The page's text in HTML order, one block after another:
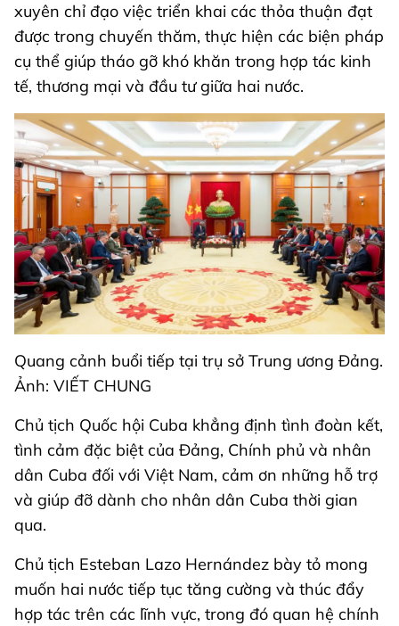
xuyên chỉ đạo việc triển khai các thỏa thuận đạt
được trong chuyến thăm, thực hiện các biện pháp
cụ thể giúp tháo gỡ khó khăn trong hợp tác kinh
tế, thương mại và đầu tư giữa hai nước.
Quang cảnh buổi tiếp tại trụ sở Trung ương Đảng.
Ảnh: VIẾT CHUNG
Chủ tịch Quốc hội Cuba khẳng định tình đoàn kết,
tình cảm đặc biệt của Đảng, Chính phủ và nhân
dân Cuba đối với Việt Nam, cảm ơn những hỗ trợ
và giúp đỡ dành cho nhân dân Cuba thời gian
qua.
Chủ tịch Esteban Lazo Hernández bày tỏ mong
muốn hai nước tiếp tục tăng cường và thúc đẩy
hợp tác trên các lĩnh vực, trong đó quan hệ chính